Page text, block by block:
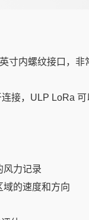
寸内螺纹接口，非
接，ULP LoRa
风力记录
域的速度和方向